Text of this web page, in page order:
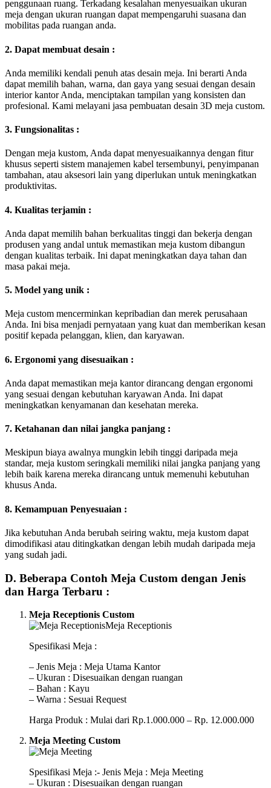
penggunaan ruang. Terkadang kesalahan menyesuaikan ukuran
meja dengan ukuran ruangan dapat mempengaruhi suasana dan
mobilitas pada ruangan anda.
2. Dapat membuat desain :
Anda memiliki kendali penuh atas desain meja. Ini berarti Anda
dapat memilih bahan, warna, dan gaya yang sesuai dengan desain
interior kantor Anda, menciptakan tampilan yang konsisten dan
profesional. Kami melayani jasa pembuatan desain 3D meja custom.
3. Fungsionalitas :
Dengan meja kustom, Anda dapat menyesuaikannya dengan fitur
khusus seperti sistem manajemen kabel tersembunyi, penyimpanan
tambahan, atau aksesori lain yang diperlukan untuk meningkatkan
produktivitas.
4. Kualitas terjamin :
Anda dapat memilih bahan berkualitas tinggi dan bekerja dengan
produsen yang andal untuk memastikan meja kustom dibangun
dengan kualitas terbaik. Ini dapat meningkatkan daya tahan dan
masa pakai meja.
5. Model yang unik :
Meja custom mencerminkan kepribadian dan merek perusahaan
Anda. Ini bisa menjadi pernyataan yang kuat dan memberikan kesan
positif kepada pelanggan, klien, dan karyawan.
6. Ergonomi yang disesuaikan :
Anda dapat memastikan meja kantor dirancang dengan ergonomi
yang sesuai dengan kebutuhan karyawan Anda. Ini dapat
meningkatkan kenyamanan dan kesehatan mereka.
7. Ketahanan dan nilai jangka panjang :
Meskipun biaya awalnya mungkin lebih tinggi daripada meja
standar, meja kustom seringkali memiliki nilai jangka panjang yang
lebih baik karena mereka dirancang untuk memenuhi kebutuhan
khusus Anda.
8. Kemampuan Penyesuaian :
Jika kebutuhan Anda berubah seiring waktu, meja kustom dapat
dimodifikasi atau ditingkatkan dengan lebih mudah daripada meja
yang sudah jadi.
D. Beberapa Contoh Meja Custom dengan Jenis
dan Harga Terbaru :
Meja Receptionis Custom
Spesifikasi Meja :
– Jenis Meja : Meja Utama Kantor
– Ukuran : Disesuaikan dengan ruangan
– Bahan : Kayu
– Warna : Sesuai Request
Harga Produk : Mulai dari Rp.1.000.000 – Rp. 12.000.000
Meja Meeting Custom
Spesifikasi Meja :- Jenis Meja : Meja Meeting
– Ukuran : Disesuaikan dengan ruangan